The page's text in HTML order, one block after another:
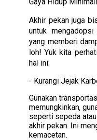
Akhir pekan juga
untuk
yang memberi
loh! Yuk kita
hal ini:
- Kurangi Jejak
Gunakan
memungkinkan,
seperti sepeda
akhir pekan. Ini
kemacetan.